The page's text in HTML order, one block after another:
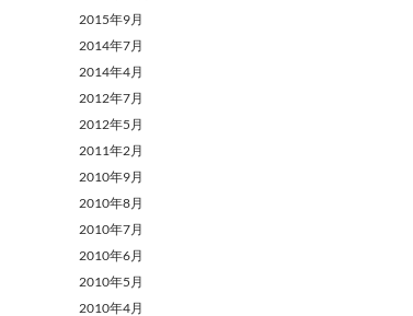
2015年9月
2014年7月
2014年4月
2012年7月
2012年5月
2011年2月
2010年9月
2010年8月
2010年7月
2010年6月
2010年5月
2010年4月